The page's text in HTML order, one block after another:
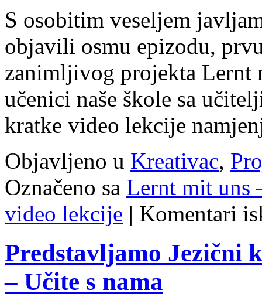
S osobitim veseljem
objavili osmu epizodu,
zanimljivog projekta Lernt
učenici naše škole sa
kratke video lekcije
Objavljeno u Kreativac,
Označeno sa Lernt mit uns
video lekcije | Komentari
Predstavljamo Jezični
– Učite s nama